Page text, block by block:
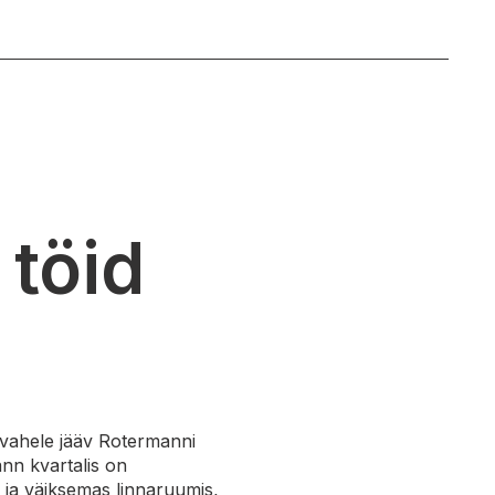
jääv Rotermanni
kvartalis on
väiksemas linnaruumis,